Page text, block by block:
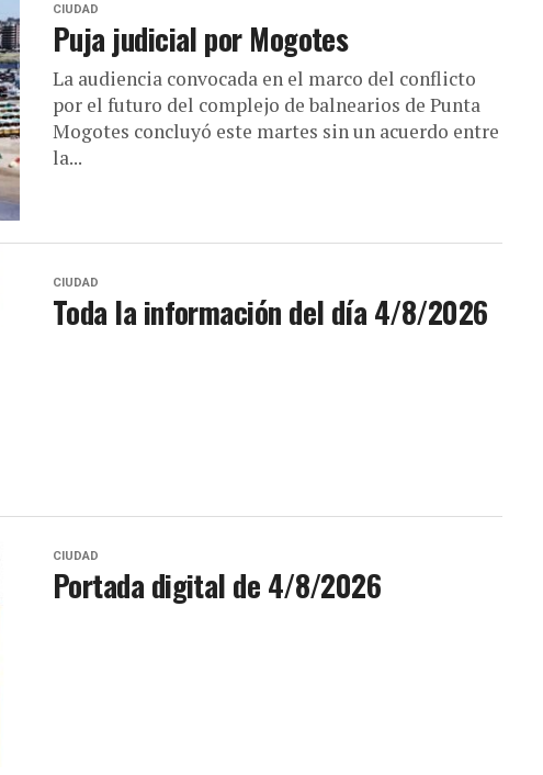
CIUDAD
Puja judicial por Mogotes
La audiencia convocada en el marco del conflicto
por el futuro del complejo de balnearios de Punta
Mogotes concluyó este martes sin un acuerdo entre
la...
CIUDAD
Toda la información del día 4/8/2026
CIUDAD
Portada digital de 4/8/2026